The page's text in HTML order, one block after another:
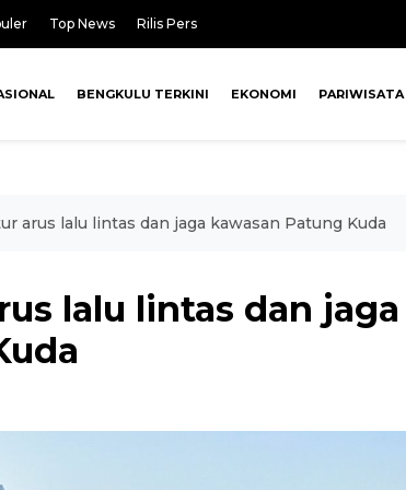
Top News Rilis Pers
BENGKULU TERKINI EKONOMI PARIWISATA
arus lalu lintas dan jaga kawasan Patung Kuda
lalu lintas dan jaga